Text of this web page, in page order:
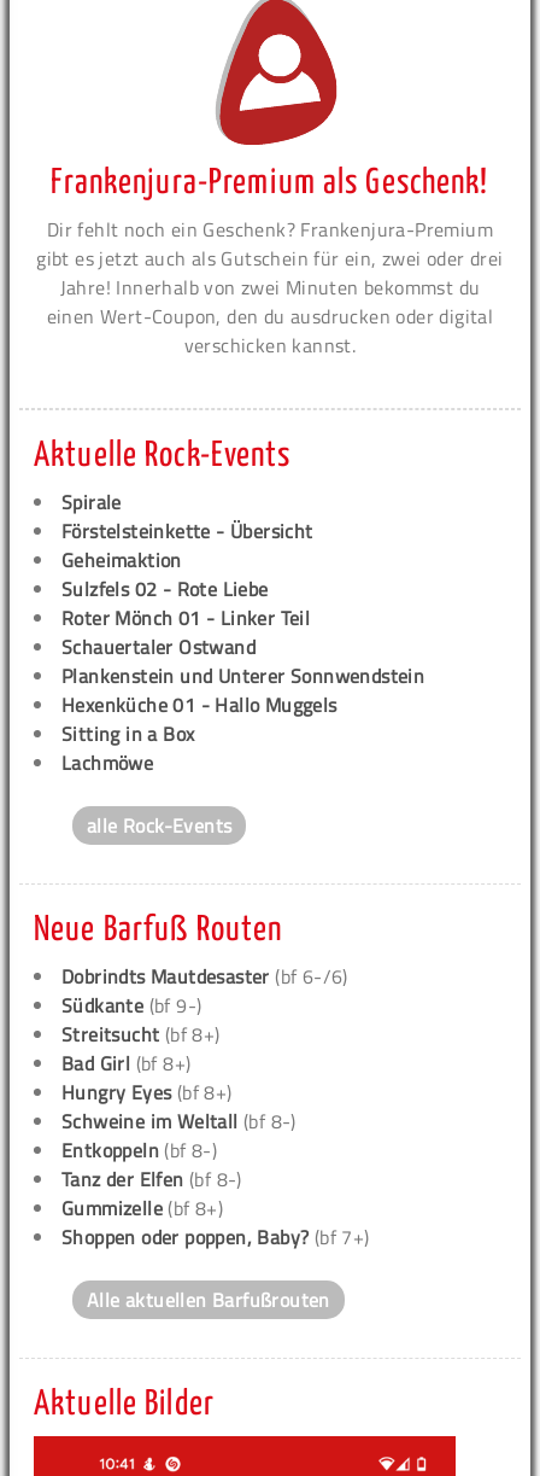
Frankenjura-Premium als Geschenk!
Dir fehlt noch ein Geschenk? Frankenjura-Premium
gibt es jetzt auch als Gutschein für ein, zwei oder drei
Jahre! Innerhalb von zwei Minuten bekommst du
einen Wert-Coupon, den du ausdrucken oder digital
verschicken kannst.
Aktuelle Rock-Events
Spirale
Förstelsteinkette - Übersicht
Geheimaktion
Sulzfels 02 - Rote Liebe
Roter Mönch 01 - Linker Teil
Schauertaler Ostwand
Plankenstein und Unterer Sonnwendstein
Hexenküche 01 - Hallo Muggels
Sitting in a Box
Lachmöwe
alle Rock-Events
Neue Barfuß Routen
Dobrindts Mautdesaster (bf 6-/6)
Südkante (bf 9-)
Streitsucht (bf 8+)
Bad Girl (bf 8+)
Hungry Eyes(bf 8+)
Schweine im Weltall (bf 8-)
Entkoppeln (bf 8-)
Tanz der Elfen (bf 8-)
Gummizelle (bf 8+)
Shoppen oder poppen, Baby? (bf 7+)
Alle aktuellen Barfußrouten
Aktuelle Bilder